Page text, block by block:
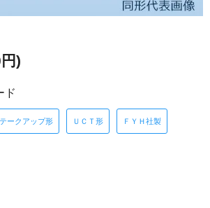
)
ド
テークアップ形 ＵＣＴ形 ＦＹＨ社製